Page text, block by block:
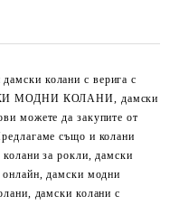
колани с верига с
МОДНИ КОЛАНИ, дамски
можете да закупите от
също и колани
колани за рокли, дамски
онлайн, дамски модни
дамски колани с